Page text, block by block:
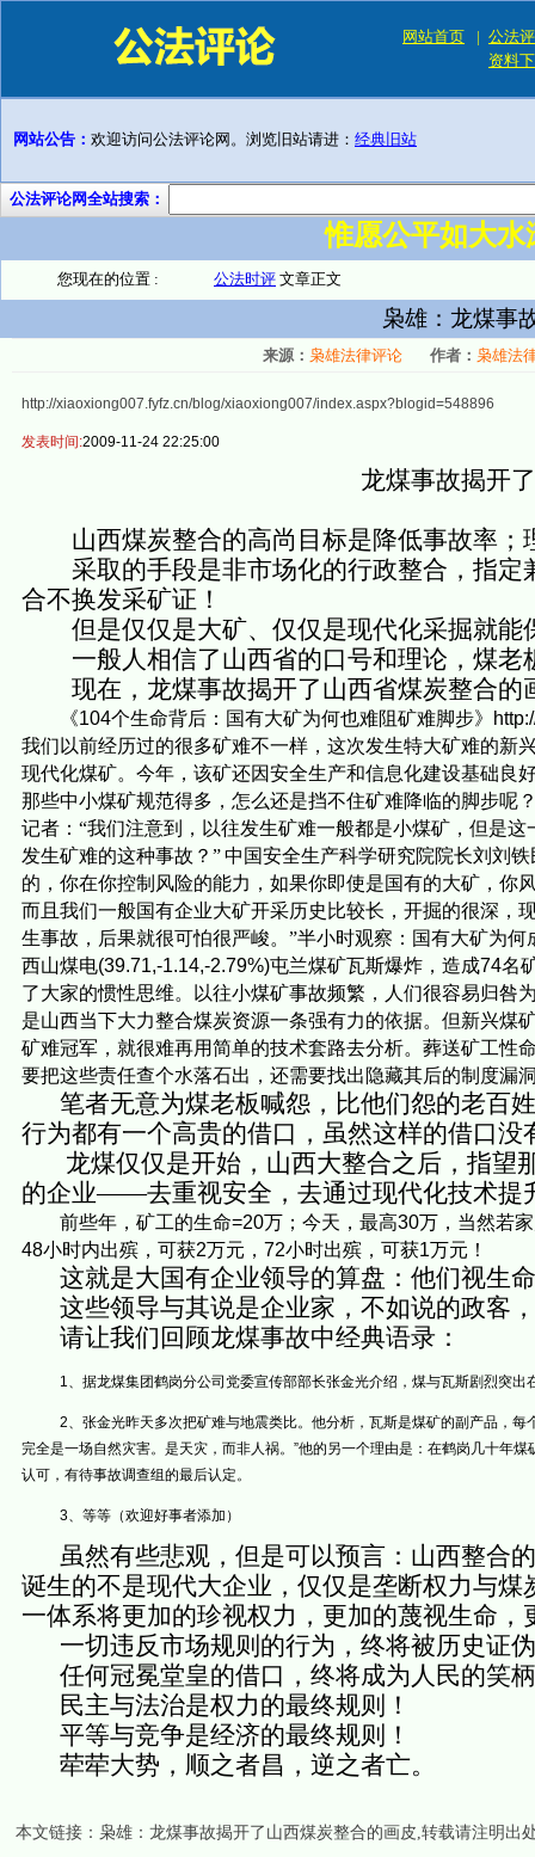
网站首页 | 公法
资料
网站公告： 欢迎访问公法评论网。浏览旧站请进： 经典旧站
公法评论网全站搜索：
惟愿公平如大
您现在的位置 : 公法时评 文章正文
枭雄：龙煤事
来源： 枭雄法律评论 作者： 枭雄法
http://xiaoxiong007.fyfz.cn/blog/xiaoxiong007/index.aspx?blogid=548896
发表时间:2009-11-24 22:25:00
龙煤事故揭开
山西煤炭整合的高尚目标是降低事故率
采取的手段是非市场化的行政整合，指
合不换发采矿证！
但是仅仅是大矿、仅仅是现代化采掘就能
一般人相信了山西省的口号和理论，煤
现在，龙煤事故揭开了山西省煤炭整合的
《104个生命背后：国有大矿为何也难阻矿难脚步》
我们以前经历过的很多矿难不一样，这次发生特大矿难的新
现代化煤矿。今年，该矿还因安全生产和信息化建设基础良
那些中小煤矿规范得多，怎么还是挡不住矿难降临的脚步呢
记者：“我们注意到，以往发生矿难一般都是小煤矿，但是
发生矿难的这种事故？” 中国安全生产科学研究院院长刘刘
的，你在你控制风险的能力，如果你即使是国有的大矿，你
而且我们一般国有企业大矿开采历史比较长，开掘的很深，
生事故，后果就很可怕很严峻。”半小时观察：国有大矿为
西山煤电(39.71,-1.14,-2.79%)屯兰煤矿瓦斯爆炸，造成74名
了大家的惯性思维。以往小煤矿事故频繁，人们很容易归咎
是山西当下大力整合煤炭资源一条强有力的依据。但新兴煤
矿难冠军，就很难再用简单的技术套路去分析。葬送矿工性
要把这些责任查个水落石出，还需要找出隐藏其后的制度漏
笔者无意为煤老板喊怨，比他们怨的老百
行为都有一个高贵的借口，虽然这样的借口没
龙煤仅仅是开始，山西大整合之后，指
的企业——去重视安全，去通过现代化技术
前些年，矿工的生命=20万；今天，最高30万，当然若
48小时内出殡，可获2万元， 72小时出殡，可获1万元 ！
这就是大国有企业领导的算盘：他们视生
这些领导与其说是企业家，不如说的政客
请让我们回顾龙煤事故中经典语录：
1、据龙煤集团鹤岗分公司党委宣传部部长张金光介绍，煤与瓦斯剧烈突
2、张金光昨天多次把矿难与地震类比。他分析，瓦斯是煤矿的副产品，
完全是一场自然灾害。是天灾，而非人祸。 ”他的另一个理由是：在鹤岗几十年
认可，有待事故调查组的最后认定。
3、等等（欢迎好事者添加）
虽然有些悲观，但是可以预言：山西整合
诞生的不是现代大企业，仅仅是垄断权力与
一体系将更加的珍视权力，更加的蔑视生命，
一切违反市场规则的行为，终将被历史证
任何冠冕堂皇的借口，终将成为人民的笑
民主与法治是权力的最终规则！
平等与竞争是经济的最终规则！
荦荦大势，顺之者昌，逆之者亡。
本文链接： 枭雄：龙煤事故揭开了山西煤炭整合的画皮,转载请注明出